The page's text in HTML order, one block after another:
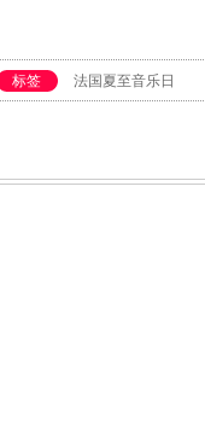
标签 法国夏至音乐日